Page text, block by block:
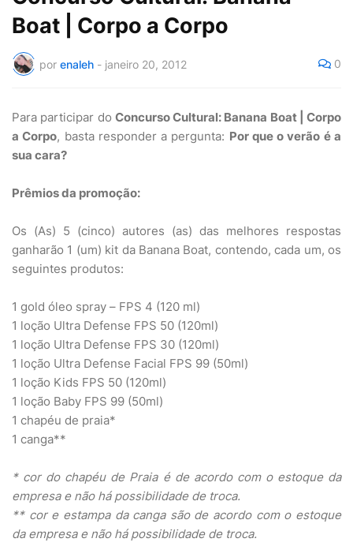
Boat | Corpo a Corpo
por enaleh - janeiro 20, 2012 0
Para participar do Concurso Cultural: Banana Boat | Corpo
a Corpo, basta responder a pergunta: Por que o verão é a
sua cara?
Prêmios da promoção:
Os (As) 5 (cinco) autores (as) das melhores respostas
ganharão 1 (um) kit da Banana Boat, contendo, cada um, os
seguintes produtos:
1 gold óleo spray – FPS 4 (120 ml)
1 loção Ultra Defense FPS 50 (120ml)
1 loção Ultra Defense FPS 30 (120ml)
1 loção Ultra Defense Facial FPS 99 (50ml)
1 loção Kids FPS 50 (120ml)
1 loção Baby FPS 99 (50ml)
1 chapéu de praia*
1 canga**
* cor do chapéu de Praia é de acordo com o estoque da
empresa e não há possibilidade de troca.
** cor e estampa da canga são de acordo com o estoque
da empresa e não há possibilidade de troca.